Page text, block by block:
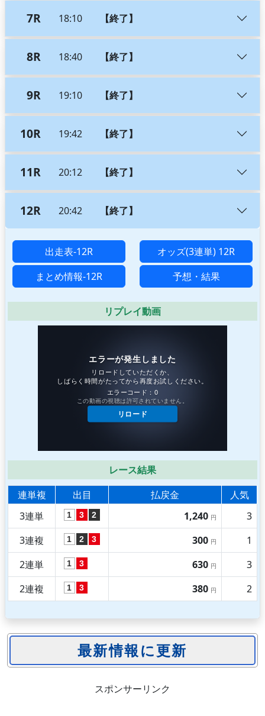
7R 18:10 【終了】
8R 18:40 【終了】
9R 19:10 【終了】
10R 19:42 【終了】
11R 20:12 【終了】
12R 20:42 【終了】
出走表-12R
オッズ(3連単) 12R
まとめ情報-12R
予想・結果
リプレイ動画
レース結果
連単複
出目 払戻金
人気
3連単
1 3 2 1,240 円
3
3連複
1 2 3 300 円
1
2連単
1 3 630 円
3
2連複
1 3 380 円 2
スポンサーリンク